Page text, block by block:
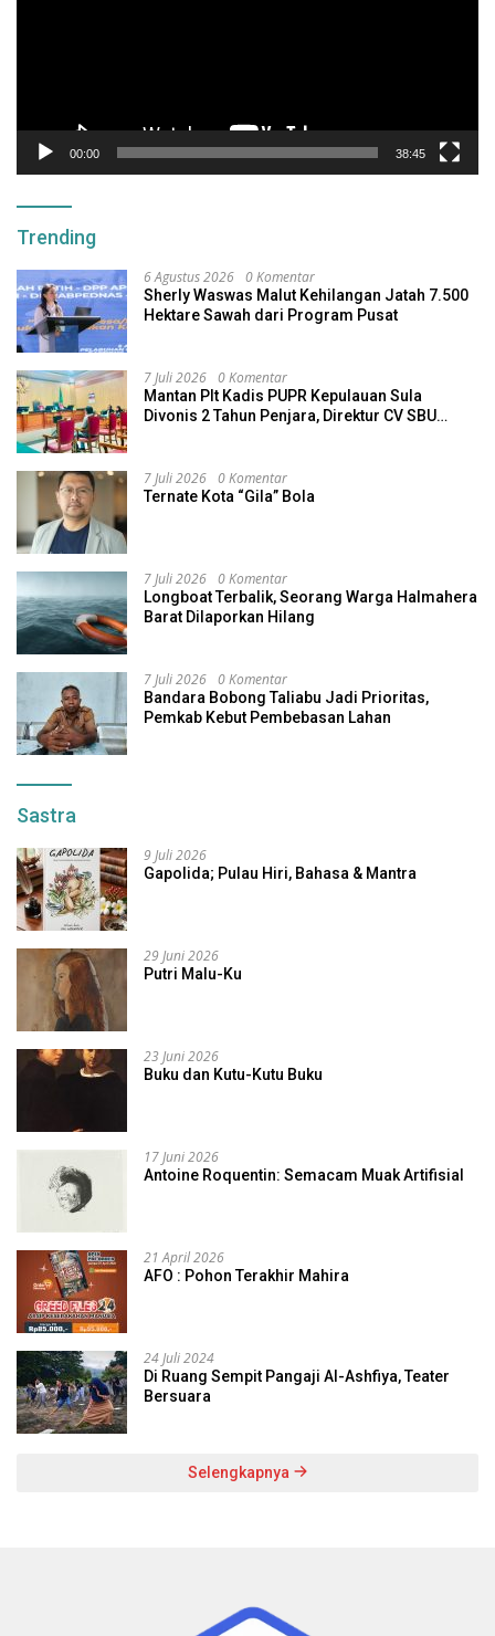
00:00 38:45
Trending
6 Agustus 2026 0 Komentar
Sherly Waswas Malut Kehilangan Jatah 7.500
Hektare Sawah dari Program Pusat
7 Juli 2026 0 Komentar
Mantan Plt Kadis PUPR Kepulauan Sula
Divonis 2 Tahun Penjara, Direktur CV SBU
7 Juli 2026 0 Komentar
Ternate Kota “Gila” Bola
7 Juli 2026 0 Komentar
Longboat Terbalik, Seorang Warga Halmahera
Barat Dilaporkan Hilang
7 Juli 2026 0 Komentar
Bandara Bobong Taliabu Jadi Prioritas,
Pemkab Kebut Pembebasan Lahan
Sastra
9 Juli 2026
Gapolida; Pulau Hiri, Bahasa & Mantra
29 Juni 2026
Putri Malu-Ku
23 Juni 2026
Buku dan Kutu-Kutu Buku
17 Juni 2026
Antoine Roquentin: Semacam Muak Artifisial
21 April 2026
AFO : Pohon Terakhir Mahira
24 Juli 2024
Di Ruang Sempit Pangaji Al-Ashfiya, Teater
Bersuara
Selengkapnya